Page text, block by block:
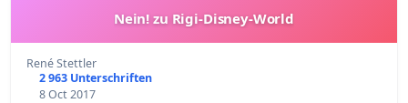
Nein! zu Rigi-Disney-World
René Stettler
2 963 Unterschriften
8 Oct 2017